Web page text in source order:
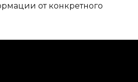
от конкретного